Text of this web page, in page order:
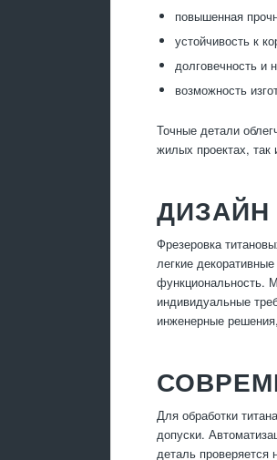
повышенная
устойчивость к
долговечность и
возможность
Точные детали
жилых проектах, так
Фрезеровка
легкие
функциональность.
индивидуальные
инженерные
Для обработки
допуски.
деталь проверяется